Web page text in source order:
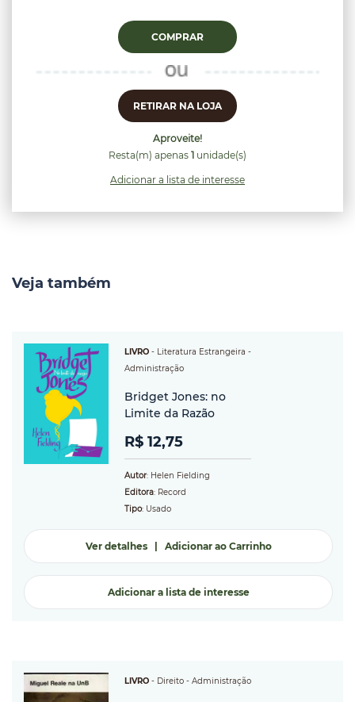
COMPRAR
RETIRAR NA LOJA
Aproveite!
Resta(m) apenas 1 unidade(s)
Adicionar a lista de interesse
Veja também
LIVRO - Literatura Estrangeira -
Administração
Bridget Jones: no
Limite da Razão
R$ 12,75
Autor: Helen Fielding
Editora: Record
Tipo: Usado
Ver detalhes| Adicionar ao Carrinho
Adicionar a lista de interesse
LIVRO - Direito - Administração